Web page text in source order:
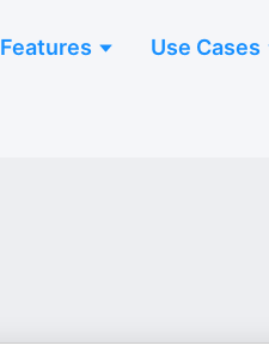
Features Use Cases